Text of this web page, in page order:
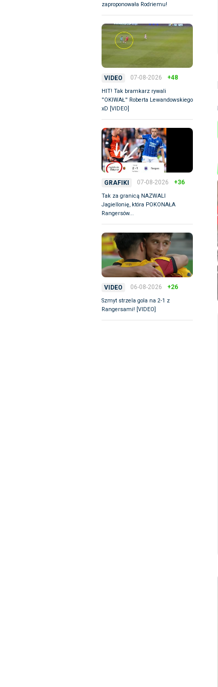
zaproponowała Rodriemu!
VIDEO 07-08-2026 +48
HIT! Tak bramkarz rywali
''OKIWAŁ'' Roberta Lewandowskiego
xD [VIDEO]
GRAFIKI 07-08-2026 +36
Tak za granicą NAZWALI
Jagiellonię, która POKONAŁA
Rangersów...
VIDEO 06-08-2026 +26
Szmyt strzela gola na 2-1 z
Rangersami! [VIDEO]